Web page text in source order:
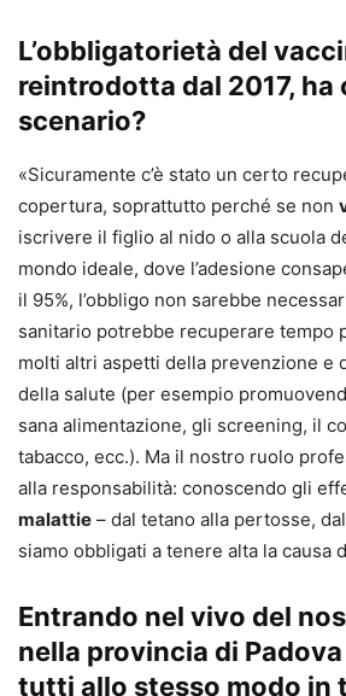
L’obbligatorietà del
reintrodotta dal 2017, ha
scenario?
«Sicuramente c’è stato un certo
copertura, soprattutto perché se non
iscrivere il figlio al nido o alla scuola
mondo ideale, dove l’adesione
il 95%, l’obbligo non sarebbe
sanitario potrebbe recuperare tempo
molti altri aspetti della prevenzione e
della salute (per esempio
sana alimentazione, gli screening, il
tabacco, ecc.). Ma il nostro ruolo
alla responsabilità: conoscendo gli
malattie – dal tetano alla pertosse,
siamo obbligati a tenere alta la causa
Entrando nel vivo del
nella provincia di
tutti allo stesso modo in